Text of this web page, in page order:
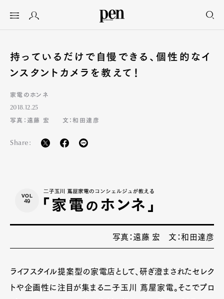
持っているだけで自慢できる、個性的なイ
ンスタントカメラを教えて！
家電のホンネ
2018.12.25
写真：遠藤 宏
文：和田達彦
Share:
VOL
49
写真：遠藤 宏 文：和田達彦
ライフスタイル提案型の家電店として、研ぎ澄まされたセレク
トや企画性に注目が集まる二子玉川 蔦屋家電。そこでプロ